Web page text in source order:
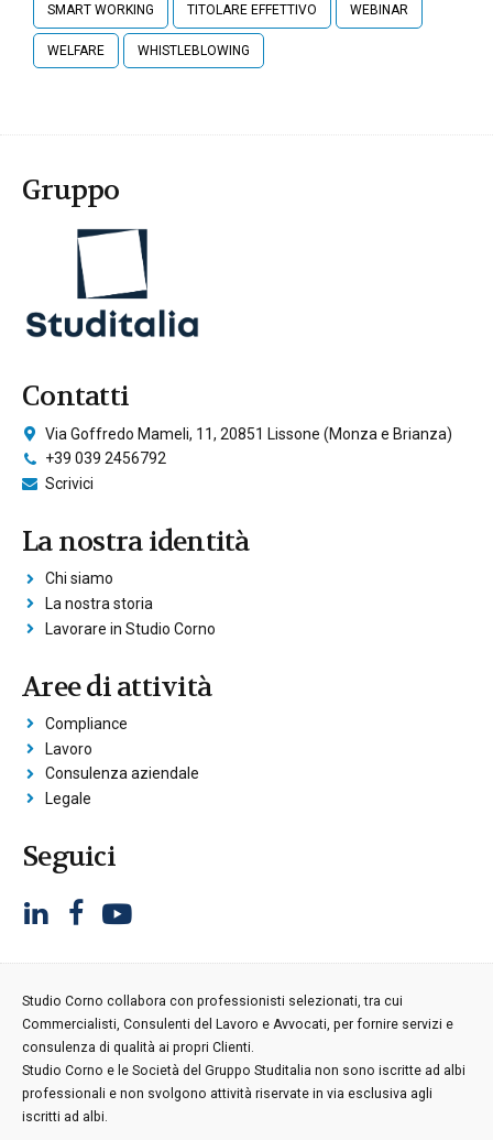
SMART WORKING TITOLARE EFFETTIVO WEBINAR
WELFARE WHISTLEBLOWING
Gruppo
Contatti
Via Goffredo Mameli, 11, 20851 Lissone (Monza e Brianza)
+39 039 2456792
Scrivici
La nostra identità
Chi siamo
La nostra storia
Lavorare in Studio Corno
Aree di attività
Compliance
Lavoro
Consulenza aziendale
Legale
Seguici
Studio Corno collabora con professionisti selezionati, tra cui
Commercialisti, Consulenti del Lavoro e Avvocati, per fornire servizi e
consulenza di qualità ai propri Clienti.
Studio Corno e le Società del Gruppo Studitalia non sono iscritte ad albi
professionali e non svolgono attività riservate in via esclusiva agli
iscritti ad albi.